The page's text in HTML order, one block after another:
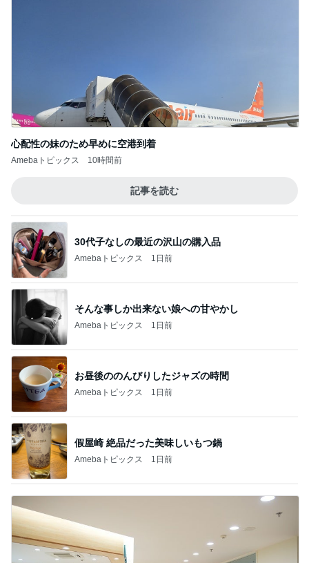
心配性の妹のため早めに空港到着
Amebaトピックス 10時間前
記事を読む
30代子なしの最近の沢山の購入品
Amebaトピックス 1日前
そんな事しか出来ない娘への甘やかし
Amebaトピックス 1日前
お昼後ののんびりしたジャズの時間
Amebaトピックス 1日前
假屋崎 絶品だった美味しいもつ鍋
Amebaトピックス 1日前